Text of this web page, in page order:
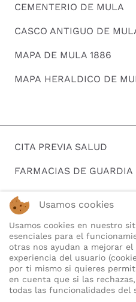
CEMENTERIO DE MULA
CASCO ANTIGUO DE
MAPA DE MULA 1886
MAPA HERALDICO DE
CITA PREVIA SALUD
FARMACIAS DE GUARDIA
HORARIOS DE
BUSCAR EMPLEO
TELEFONOS DE INTERES
QUIENES SOMOS
Usamos cookies
Usamos cookies en nuestro
esenciales para el
otras nos ayudan a mejorar
experiencia del usuario
por ti mismo si quieres
en cuenta que si las
todas las funcionalidades del